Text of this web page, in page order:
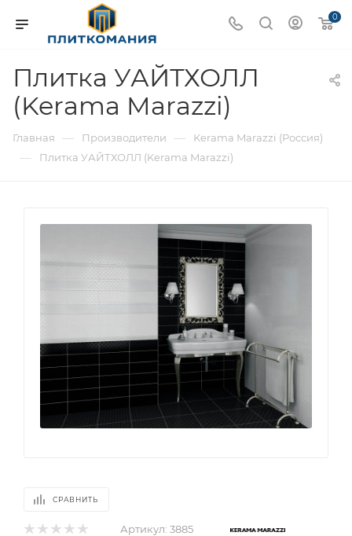
0
Плитка УАЙТХОЛЛ
(Kerama Marazzi)
Главная — Производители — Kerama Marazzi (Россия)
— Плитка УАЙТХОЛЛ (Kerama Marazzi)
СРАВНИТЬ
Артикул: 3885